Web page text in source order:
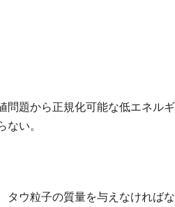
題から正規化可能な低エネル
い。
ウ粒子の質量を与えなければ